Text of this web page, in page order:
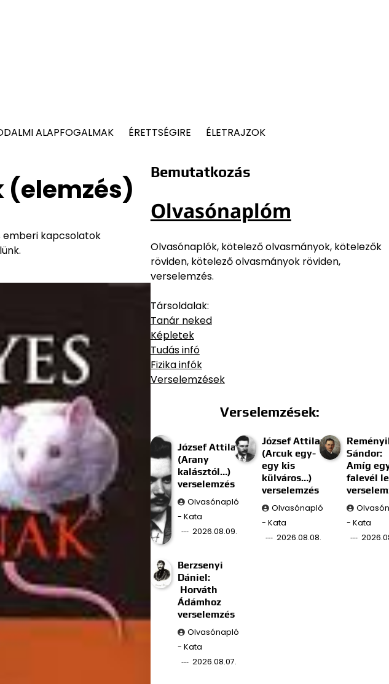
ALAPFOGALMAK ÉRETTSÉGIRE ÉLETRAJZOK
(elemzés)
emberi kapcsolatok
Bemutatkozás
Olvasónaplóm
Olvasónaplók, kötelező olvasmányok, kötelezők
röviden, kötelező olvasmányok röviden,
verselemzés.
Társoldalak:
Tanár neked
Képletek
Tudás infó
Fizika infók
Verselemzések
Verselemzések:
József Attila:
(Arany
kalásztól…)
verselemzés
Olvasónapló
- Kata
2026.08.09.
József Attila:
(Arcuk egy-
egy kis
külváros…)
verselemzés
Olvasónapló
- Kata
2026.08.08.
Sándor:
Amíg
falevél
- Kata
Berzsenyi
Dániel:
Horváth
Ádámhoz
verselemzés
Olvasónapló
- Kata
2026.08.07.